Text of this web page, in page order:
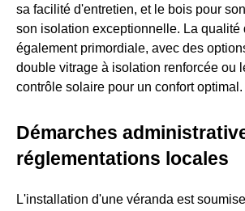
sa facilité d'entretien, et le bois pour
son isolation exceptionnelle. La qualité
également primordiale, avec des
double vitrage à isolation renforcée ou
contrôle solaire pour un confort optimal.
Démarches
réglementations locales
L'installation d'une véranda est